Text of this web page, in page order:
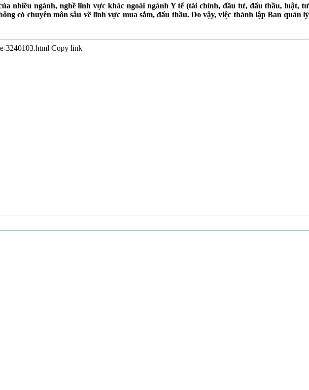
nhiều ngành, nghề lĩnh vực khác ngoài ngành Y tế (tài chính, đầu tư, đấu thầu, luật, tư
có chuyên môn sâu về lĩnh vực mua sắm, đấu thầu. Do vậy, việc thành lập Ban quản lý
3240103.html Copy link